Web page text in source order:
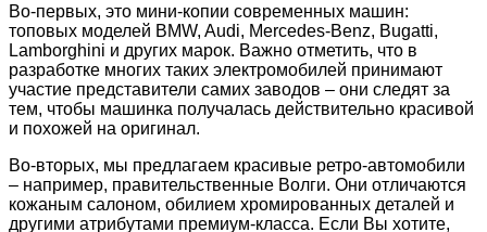
Во-первых, это мини-копии современных машин:
топовых моделей BMW, Audi, Mercedes-Benz, Bugatti,
Lamborghini и других марок. Важно отметить, что в
разработке многих таких электромобилей принимают
участие представители самих заводов – они следят за
тем, чтобы машинка получалась действительно красивой
и похожей на оригинал.
Во-вторых, мы предлагаем красивые ретро-автомобили
– например, правительственные Волги. Они отличаются
кожаным салоном, обилием хромированных деталей и
другими атрибутами премиум-класса. Если Вы хотите,